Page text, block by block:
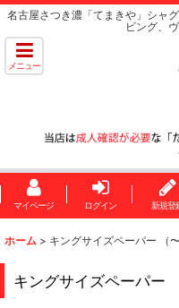
名古屋さつき濃「てまきや」シャ
ビング、
メニュー
マイページ ログイン 新規登
ホーム > キングサイズペーパー （〜
キングサイズペーパー